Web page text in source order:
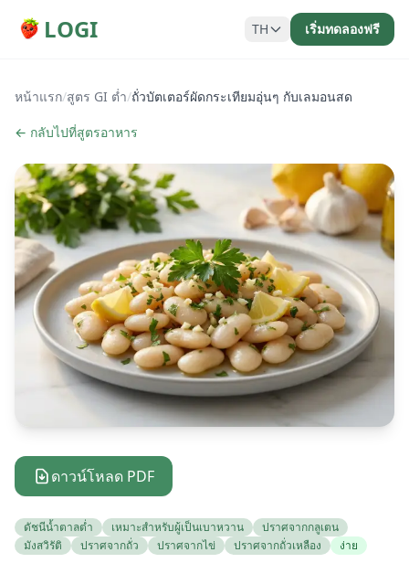
LOGI TH เริ่มทดลองฟรี
หน้าแรก/สูตร GI ต่ำ/ถั่วบัตเตอร์ผัดกระเทียมอุ่นๆ กับเลมอนสด
← กลับไปที่สูตรอาหาร
ดาวน์โหลด PDF
ดัชนีน้ำตาลต่ำ เหมาะสำหรับผู้เป็นเบาหวาน
ปราศจากกลูเตน
มังสวิรัติ
ปราศจากถั่ว ปราศจากไข่ ปราศจากถั่วเหลือง ง่าย